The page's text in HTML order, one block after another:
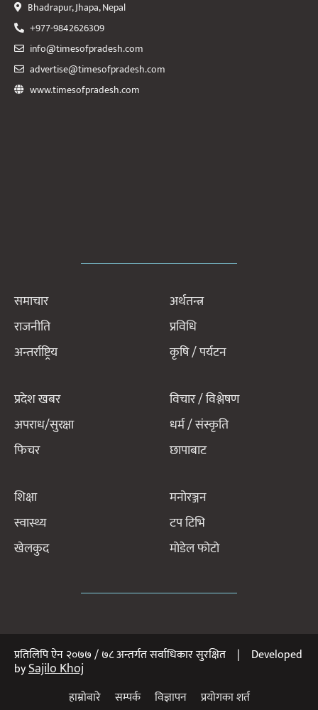
Bhadrapur, Jhapa, Nepal
+977-9842626309
info@timesofpradesh.com
advertise@timesofpradesh.com
www.timesofpradesh.com
समाचार
राजनीति
अन्तर्राष्ट्रिय
अर्थतन्त्र
प्रविधि
कृषि / पर्यटन
प्रदेश खबर
अपराध/सुरक्षा
फिचर
विचार / विश्लेषण
धर्म / संस्कृति
छापाबाट
शिक्षा
स्वास्थ्य
खेलकुद
मनोरञ्जन
टप टिभि
मोडेल फोटो
प्रतिलिपि ऐन २०७७ / ७८ अन्तर्गत सर्वाधिकार सुरक्षित | Developed
bySajilo Khoj
हाम्रोबारे सम्पर्क विज्ञापन प्रयोगका शर्त